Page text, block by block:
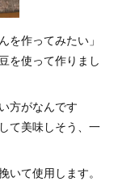
を作ってみたい」
を使って作りまし
方がなんです
て美味しそう、一
いて使用します。